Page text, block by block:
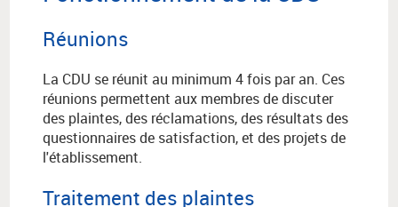
Réunions
La CDU se réunit au minimum 4 fois par an. Ces
réunions permettent aux membres de discuter
des plaintes, des réclamations, des résultats des
questionnaires de satisfaction, et des projets de
l'établissement.
Traitement des plaintes